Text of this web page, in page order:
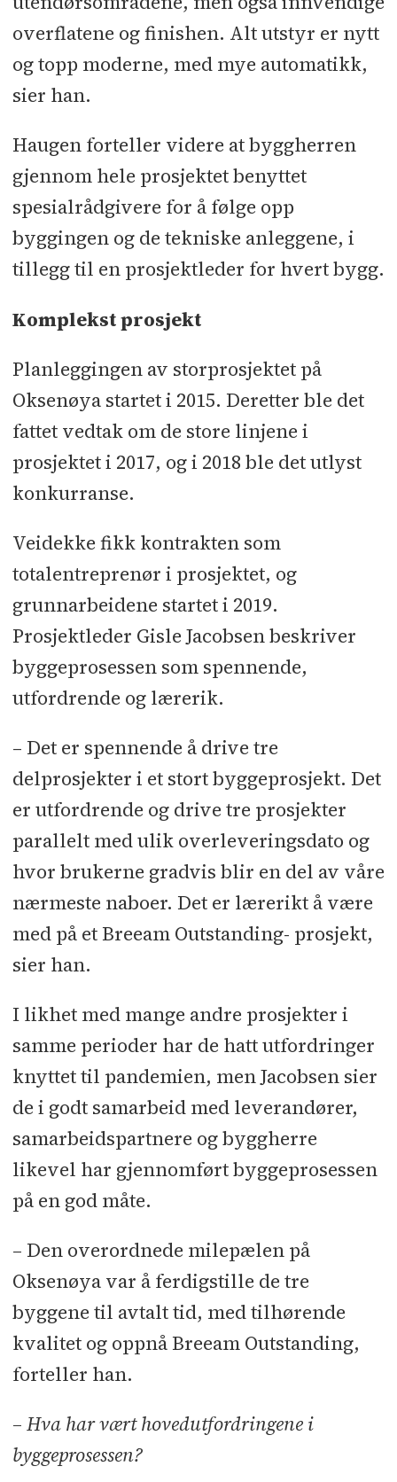
overflatene og finishen. Alt utstyr er nytt
og topp moderne, med mye automatikk,
sier han.
Haugen forteller videre at byggherren
gjennom hele prosjektet benyttet
spesialrådgivere for å følge opp
byggingen og de tekniske anleggene, i
tillegg til en prosjektleder for hvert bygg.
Komplekst prosjekt
Planleggingen av storprosjektet på
Oksenøya startet i 2015. Deretter ble det
fattet vedtak om de store linjene i
prosjektet i 2017, og i 2018 ble det utlyst
konkurranse.
Veidekke fikk kontrakten som
totalentreprenør i prosjektet, og
grunnarbeidene startet i 2019.
Prosjektleder Gisle Jacobsen beskriver
byggeprosessen som spennende,
utfordrende og lærerik.
– Det er spennende å drive tre
delprosjekter i et stort byggeprosjekt. Det
er utfordrende og drive tre prosjekter
parallelt med ulik overleveringsdato og
hvor brukerne gradvis blir en del av våre
nærmeste naboer. Det er lærerikt å være
med på et Breeam Outstanding- prosjekt,
sier han.
I likhet med mange andre prosjekter i
samme perioder har de hatt utfordringer
knyttet til pandemien, men Jacobsen sier
de i godt samarbeid med leverandører,
samarbeidspartnere og byggherre
likevel har gjennomført byggeprosessen
på en god måte.
– Den overordnede milepælen på
Oksenøya var å ferdigstille de tre
byggene til avtalt tid, med tilhørende
kvalitet og oppnå Breeam Outstanding,
forteller han.
– Hva har vært hovedutfordringene i
byggeprosessen?